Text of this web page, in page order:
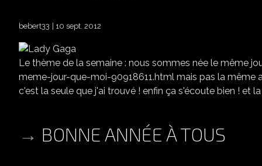
bebert33 10 sept. 2012
Le thème de la semaine : nous sommes née le même
meme-jour-que-moi-90918611.html mais pas la même
c'est la seule que j'ai trouvé ! enfin ça s'écoute bien ! et
BONNE ANNÉE À TOUS